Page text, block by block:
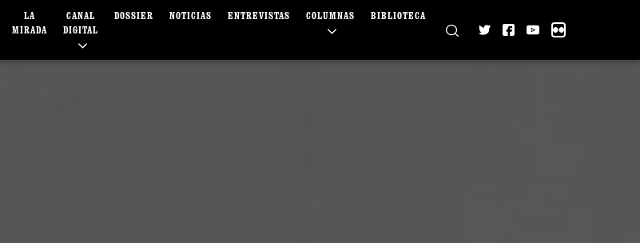
LA
MIRADA
CANAL
DIGITAL
DOSSIER NOTICIAS ENTREVISTAS COLUMNAS BIBLIOTECA